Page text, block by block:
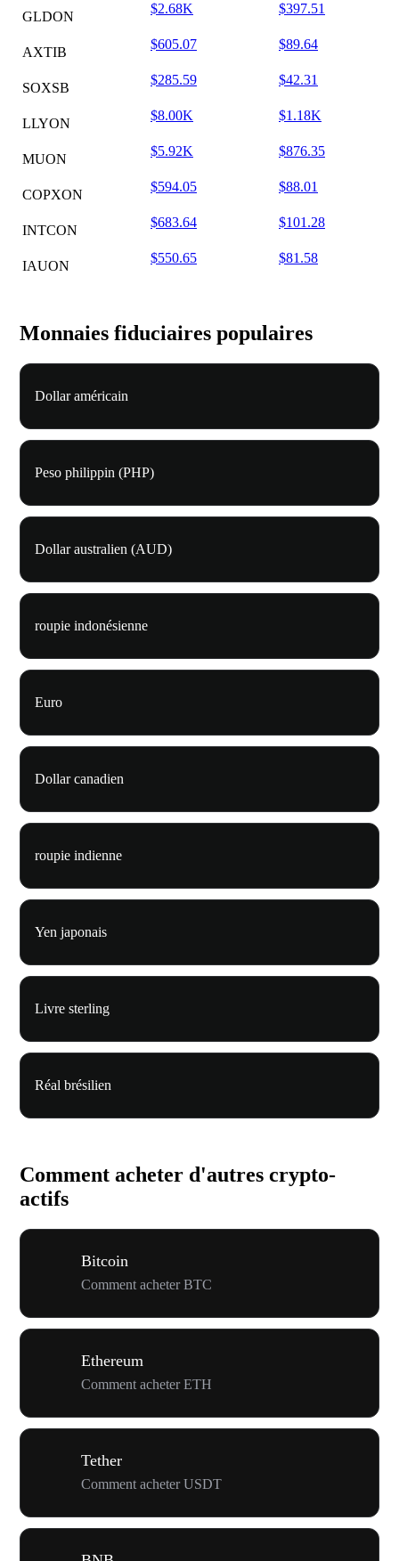
GLDON
$2.68K $397.51
AXTIB
$605.07 $89.64
SOXSB
$285.59 $42.31
LLYON
$8.00K $1.18K
MUON
$5.92K $876.35
COPXON
$594.05 $88.01
INTCON
$683.64 $101.28
IAUON
$550.65 $81.58
Monnaies fiduciaires populaires
Dollar américain
Peso philippin (PHP)
Dollar australien (AUD)
roupie indonésienne
Euro
Dollar canadien
roupie indienne
Yen japonais
Livre sterling
Réal brésilien
Comment acheter d'autres crypto-
actifs
Bitcoin
Comment acheter BTC
Ethereum
Comment acheter ETH
Tether
Comment acheter USDT